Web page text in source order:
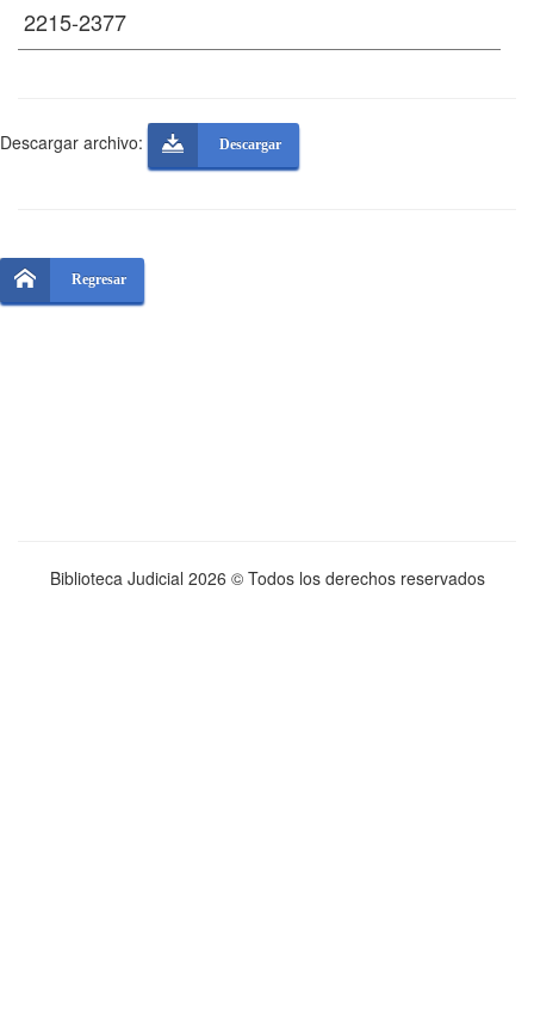
Descargar archivo: Descargar
Regresar
Biblioteca Judicial 2026 © Todos los derechos reservados